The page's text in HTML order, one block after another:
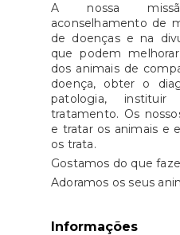
A nossa
aconselhamento de
de doenças e na
que podem
dos animais de
doença, obter o
patologia,
tratamento. Os
e tratar os animais e
os trata.
Gostamos do que
Adoramos os seus
Informações